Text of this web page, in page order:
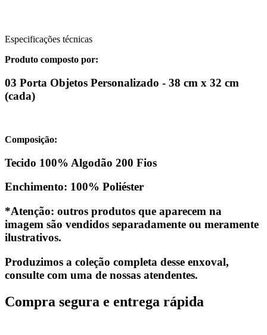
Especificações técnicas
Produto composto por:
03 Porta Objetos Personalizado - 38 cm x 32 cm
(cada)
Composição:
Tecido 100% Algodão 200 Fios
Enchimento: 100% Poliéster
*Atenção: outros produtos que aparecem na
imagem são vendidos separadamente ou meramente
ilustrativos.
Produzimos a coleção completa desse enxoval,
consulte com uma de nossas atendentes.
Compra segura e entrega rápida